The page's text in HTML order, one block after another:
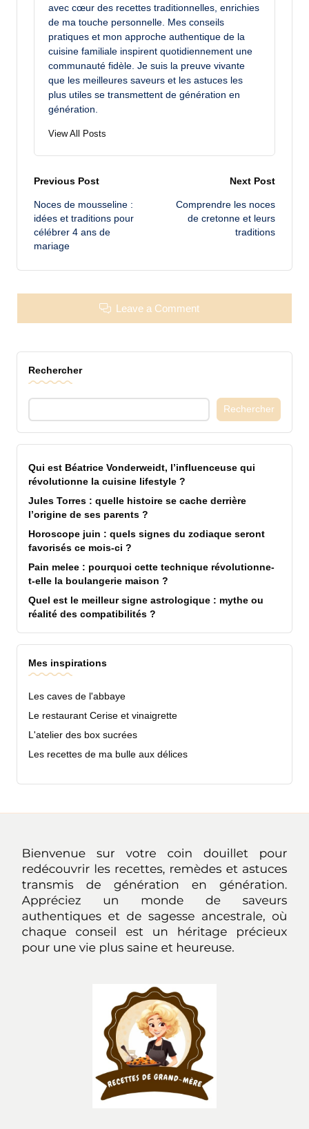
avec cœur des recettes traditionnelles, enrichies
de ma touche personnelle. Mes conseils
pratiques et mon approche authentique de la
cuisine familiale inspirent quotidiennement une
communauté fidèle. Je suis la preuve vivante
que les meilleures saveurs et les astuces les
plus utiles se transmettent de génération en
génération.
View All Posts
Post
navigation
Previous Post
Noces de mousseline :
idées et traditions pour
célébrer 4 ans de
mariage
Next Post
Comprendre les noces
de cretonne et leurs
traditions
Leave a Comment
Rechercher
Rechercher
Qui est Béatrice Vonderweidt, l’influenceuse qui
révolutionne la cuisine lifestyle ?
Jules Torres : quelle histoire se cache derrière
l’origine de ses parents ?
Horoscope juin : quels signes du zodiaque seront
favorisés ce mois-ci ?
Pain melee : pourquoi cette technique révolutionne-
t-elle la boulangerie maison ?
Quel est le meilleur signe astrologique : mythe ou
réalité des compatibilités ?
Mes inspirations
Les caves de l'abbaye
Le restaurant Cerise et vinaigrette
L'atelier des box sucrées
Les recettes de ma bulle aux délices